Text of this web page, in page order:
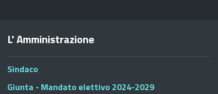
L' Amministrazione
Sindaco
Giunta - Mandato elettivo 2024-2029